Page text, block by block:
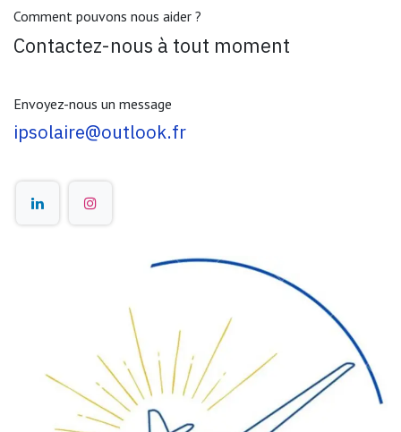
Comment pouvons nous aider ?
Contactez-nous à tout moment
Envoyez-nous un message
ipsolaire@outlook.fr